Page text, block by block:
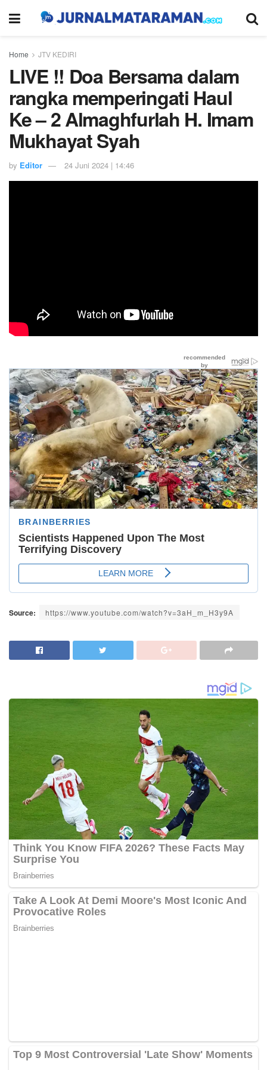
Home JTV KEDIRI
LIVE !! Doa Bersama dalam
rangka memperingati Haul
Ke – 2 Almaghfurlah H. Imam
Mukhayat Syah
by Editor 24 Juni 2024 | 14:46
Source: https://www.youtube.com/watch?v=3aH_m_H3y9A